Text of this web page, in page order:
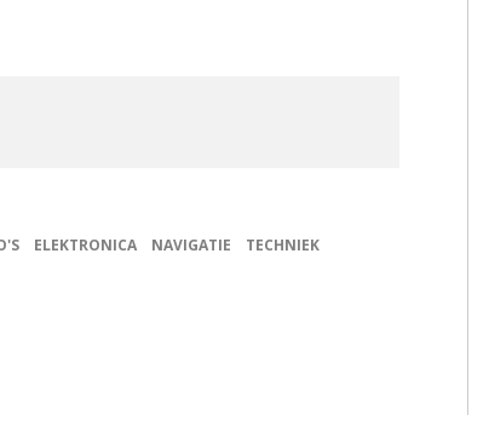
ELEKTRONICA NAVIGATIE TECHNIEK